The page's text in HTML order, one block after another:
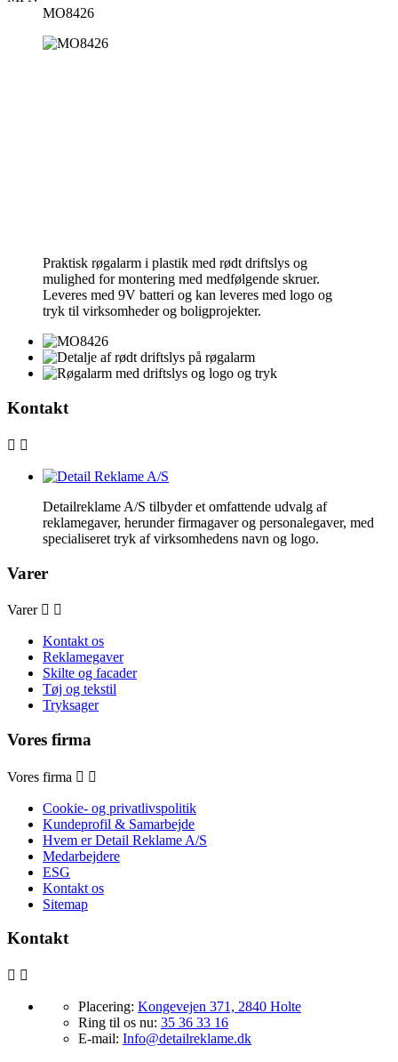
MO8426
Praktisk røgalarm i plastik med rødt driftslys og
mulighed for montering med medfølgende skruer.
Leveres med 9V batteri og kan leveres med logo og
tryk til virksomheder og boligprojekter.
Kontakt
 
Detailreklame A/S tilbyder et omfattende udvalg af
reklamegaver, herunder firmagaver og personalegaver, med
specialiseret tryk af virksomhedens navn og logo.
Varer
Varer  
Kontakt os
Reklamegaver
Skilte og facader
Tøj og tekstil
Tryksager
Vores firma
Vores firma  
Cookie- og privatlivspolitik
Kundeprofil & Samarbejde
Hvem er Detail Reklame A/S
Medarbejdere
ESG
Kontakt os
Sitemap
Kontakt
 
Placering: Kongevejen 371, 2840 Holte
Ring til os nu: 35 36 33 16
E-mail: Info@detailreklame.dk